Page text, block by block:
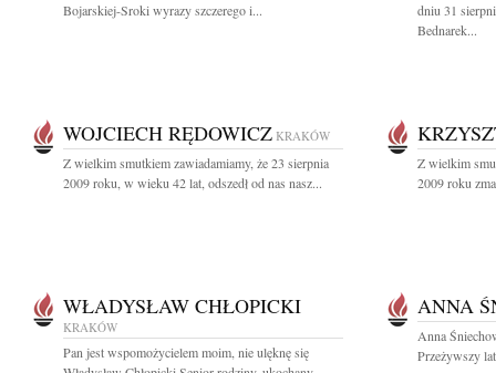
Bojarskiej-Sroki wyrazy szczerego i...
dniu 31
Bednarek...
WOJCIECH RĘDOWICZ KRAKÓW
Z wielkim smutkiem zawiadamiamy, że 23 sierpnia
2009 roku, w wieku 42 lat, odszedł od nas nasz...
Z wielkim
2009 roku
WŁADYSŁAW CHŁOPICKI
KRAKÓW
Pan jest wspomożycielem moim, nie ulęknę się
ANNA
Anna
Przeżywszy